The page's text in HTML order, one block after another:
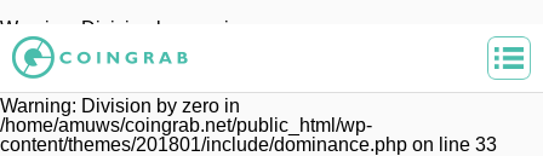
Warning
: Division by zero in
/home/amuws/coingrab.net/public_html/wp-
content/themes/201801/include/dominance.php
32
Warning: Division by zero in
/home/amuws/coingrab.net/public_html/wp-
content/themes/201801/include/dominance.php on line 33